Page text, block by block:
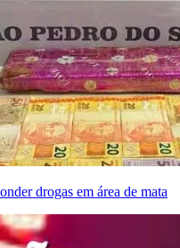
drogas em área de mata